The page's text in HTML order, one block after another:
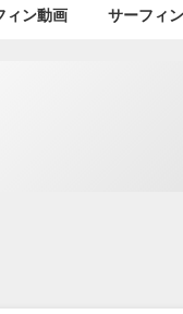
ィン動画 サーフィ